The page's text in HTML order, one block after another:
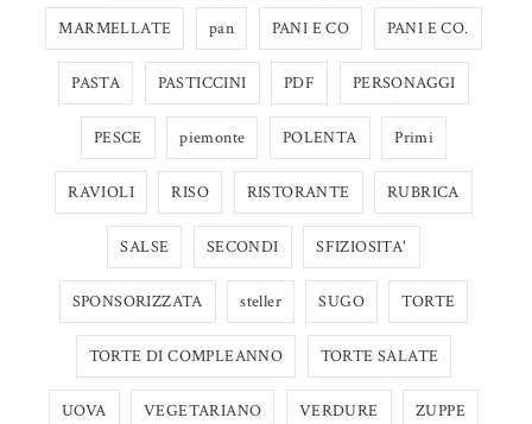
MARMELLATE pan PANI E CO PANI E CO.
PASTA PASTICCINI PDF PERSONAGGI
PESCE piemonte POLENTA Primi
RAVIOLI RISO RISTORANTE RUBRICA
SALSE SECONDI SFIZIOSITA'
SPONSORIZZATA steller SUGO TORTE
TORTE DI COMPLEANNO TORTE SALATE
UOVA VEGETARIANO VERDURE ZUPPE